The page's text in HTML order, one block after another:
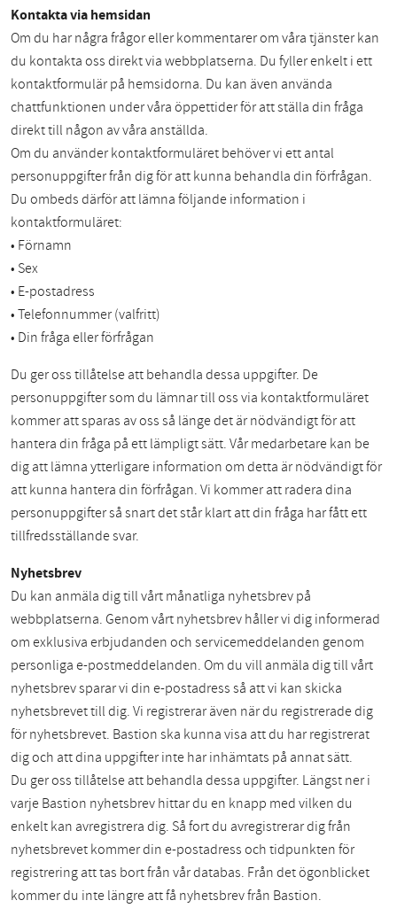
Kontakta via hemsidan
Om du har några frågor eller kommentarer om våra tjänster kan
du kontakta oss direkt via webbplatserna. Du fyller enkelt i ett
kontaktformulär på hemsidorna. Du kan även använda
chattfunktionen under våra öppettider för att ställa din fråga
direkt till någon av våra anställda.
Om du använder kontaktformuläret behöver vi ett antal
personuppgifter från dig för att kunna behandla din förfrågan.
Du ombeds därför att lämna följande information i
kontaktformuläret:
• Förnamn
• Sex
• E-postadress
• Telefonnummer (valfritt)
• Din fråga eller förfrågan
Du ger oss tillåtelse att behandla dessa uppgifter. De
personuppgifter som du lämnar till oss via kontaktformuläret
kommer att sparas av oss så länge det är nödvändigt för att
hantera din fråga på ett lämpligt sätt. Vår medarbetare kan be
dig att lämna ytterligare information om detta är nödvändigt för
att kunna hantera din förfrågan. Vi kommer att radera dina
personuppgifter så snart det står klart att din fråga har fått ett
tillfredsställande svar.
Nyhetsbrev
Du kan anmäla dig till vårt månatliga nyhetsbrev på
webbplatserna. Genom vårt nyhetsbrev håller vi dig informerad
om exklusiva erbjudanden och servicemeddelanden genom
personliga e-postmeddelanden. Om du vill anmäla dig till vårt
nyhetsbrev sparar vi din e-postadress så att vi kan skicka
nyhetsbrevet till dig. Vi registrerar även när du registrerade dig
för nyhetsbrevet. Bastion ska kunna visa att du har registrerat
dig och att dina uppgifter inte har inhämtats på annat sätt.
Du ger oss tillåtelse att behandla dessa uppgifter. Längst ner i
varje Bastion nyhetsbrev hittar du en knapp med vilken du
enkelt kan avregistrera dig. Så fort du avregistrerar dig från
nyhetsbrevet kommer din e-postadress och tidpunkten för
registrering att tas bort från vår databas. Från det ögonblicket
kommer du inte längre att få nyhetsbrev från Bastion.